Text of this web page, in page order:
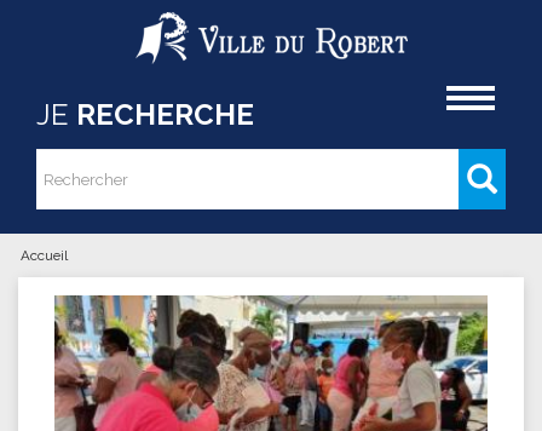
Aller au contenu principal
JE RECHERCHE
Formulaire de recherche
Rechercher
Vous êtes ici
Accueil